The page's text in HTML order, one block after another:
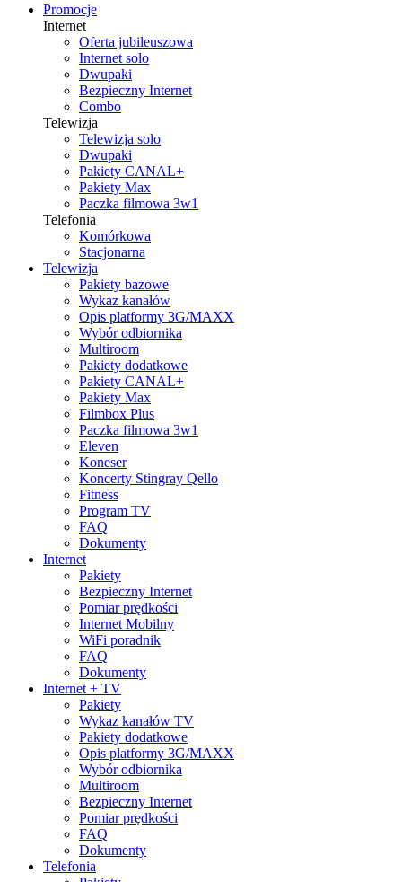
Promocje
Internet
Oferta jubileuszowa
Internet solo
Dwupaki
Bezpieczny Internet
Combo
Telewizja
Telewizja solo
Dwupaki
Pakiety CANAL+
Pakiety Max
Paczka filmowa 3w1
Telefonia
Komórkowa
Stacjonarna
Telewizja
Pakiety bazowe
Wykaz kanałów
Opis platformy 3G/MAXX
Wybór odbiornika
Multiroom
Pakiety dodatkowe
Pakiety CANAL+
Pakiety Max
Filmbox Plus
Paczka filmowa 3w1
Eleven
Koneser
Koncerty Stingray Qello
Fitness
Program TV
FAQ
Dokumenty
Internet
Pakiety
Bezpieczny Internet
Pomiar prędkości
Internet Mobilny
WiFi poradnik
FAQ
Dokumenty
Internet + TV
Pakiety
Wykaz kanałów TV
Pakiety dodatkowe
Opis platformy 3G/MAXX
Wybór odbiornika
Multiroom
Bezpieczny Internet
Pomiar prędkości
FAQ
Dokumenty
Telefonia